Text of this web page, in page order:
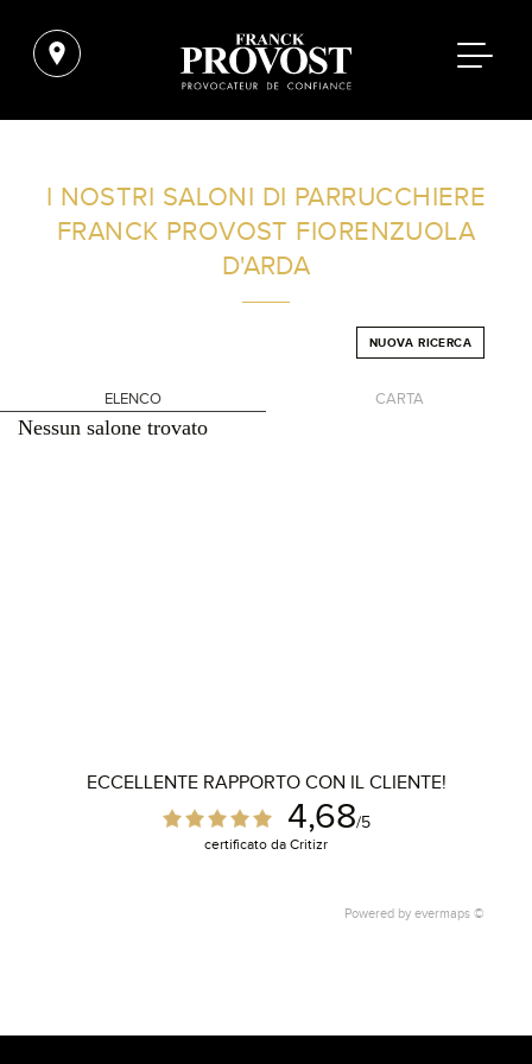
FILTRI AVANZATI
I NOSTRI SALONI DI PARRUCCHIERE
FRANCK PROVOST FIORENZUOLA
D'ARDA
NUOVA RICERCA
ELENCO CARTA
Nessun salone trovato
ECCELLENTE RAPPORTO CON IL CLIENTE!
4,68/5
certificato da Critizr
Powered by evermaps ©